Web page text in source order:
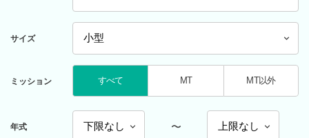
サイズ
ミッション すべて MT MT以外
年式 〜